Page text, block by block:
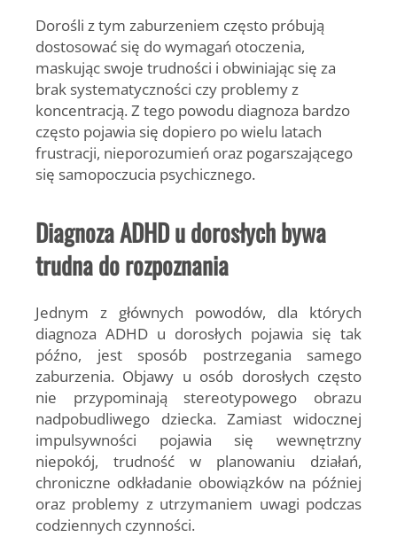
Dorośli z tym zaburzeniem często próbują
dostosować się do wymagań otoczenia,
maskując swoje trudności i obwiniając się za
brak systematyczności czy problemy z
koncentracją. Z tego powodu diagnoza bardzo
często pojawia się dopiero po wielu latach
frustracji, nieporozumień oraz pogarszającego
się samopoczucia psychicznego.
Diagnoza ADHD u dorosłych bywa
trudna do rozpoznania
Jednym z głównych powodów, dla których
diagnoza ADHD u dorosłych pojawia się tak
późno, jest sposób postrzegania samego
zaburzenia. Objawy u osób dorosłych często
nie przypominają stereotypowego obrazu
nadpobudliwego dziecka. Zamiast widocznej
impulsywności pojawia się wewnętrzny
niepokój, trudność w planowaniu działań,
chroniczne odkładanie obowiązków na później
oraz problemy z utrzymaniem uwagi podczas
codziennych czynności.